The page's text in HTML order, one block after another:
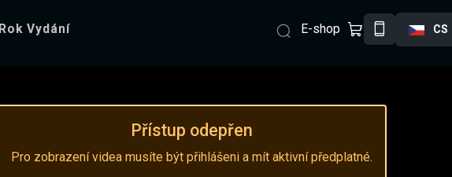
Rok Vydání E-shop CS
Přístup odepřen
Pro zobrazení videa musíte být přihlášeni a mít aktivní předplatné.